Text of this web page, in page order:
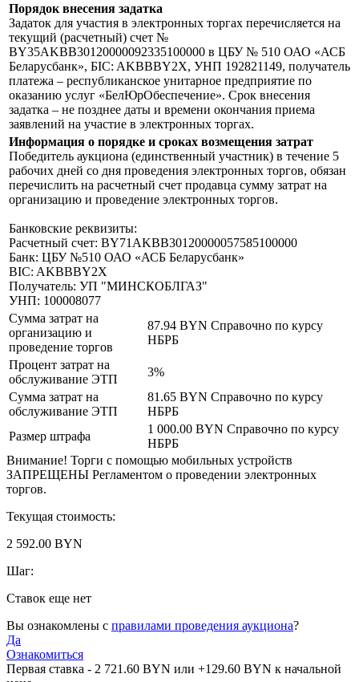
Порядок внесения задатка
Задаток для участия в электронных торгах перечисляется на
текущий (расчетный) счет №
BY35AKBB30120000092335100000 в ЦБУ № 510 ОАО «АСБ
Беларусбанк», БIC: AKBBBY2X, УНП 192821149, получатель
платежа – республиканское унитарное предприятие по
оказанию услуг «БелЮрОбеспечение». Срок внесения
задатка – не позднее даты и времени окончания приема
заявлений на участие в электронных торгах.
Информация о порядке и сроках возмещения затрат
Победитель аукциона (единственный участник) в течение 5
рабочих дней со дня проведения электронных торгов, обязан
перечислить на расчетный счет продавца сумму затрат на
организацию и проведение электронных торгов.
Банковские реквизиты:
Расчетный счет: BY71AKBB30120000057585100000
Банк: ЦБУ №510 ОАО «АСБ Беларусбанк»
BIC: AKBBBY2X
Получатель: УП "МИНСКОБЛГАЗ"
УНП: 100008077
Сумма затрат на
организацию и
проведение торгов
87.94 BYN Справочно по курсу
НБРБ
Процент затрат на
обслуживание ЭТП
3%
Сумма затрат на
обслуживание ЭТП
81.65 BYN Справочно по курсу
НБРБ
Размер штрафа
1 000.00 BYN Справочно по курсу
НБРБ
Внимание! Торги с помощью мобильных устройств
ЗАПРЕЩЕНЫ Регламентом о проведении электронных
торгов.
Текущая стоимость:
2 592.00 BYN
Шаг:
Ставок еще нет
Вы ознакомлены с правилами проведения аукциона?
Да
Ознакомиться
Первая ставка - 2 721.60 BYN или +129.60 BYN к начальной